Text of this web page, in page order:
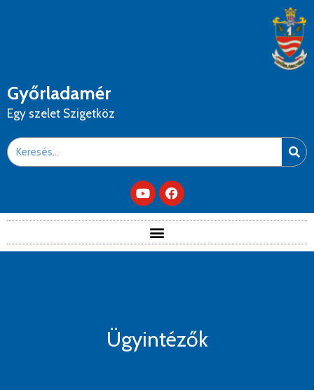
Győrladamér
Egy szelet Szigetköz
Ügyintézők